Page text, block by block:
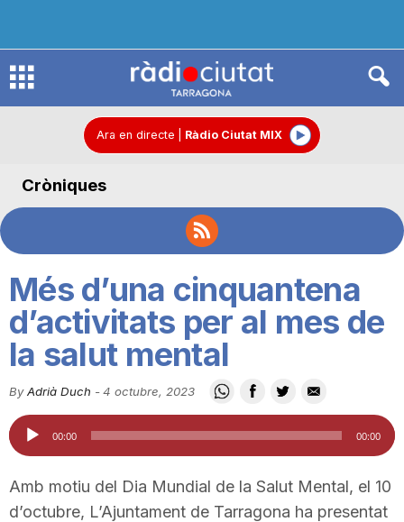
R
d
o
C
u
Ara en directe Ràdio Ciutat MIX
Cròniques
Més d’una cinquantena
d’activitats per al mes de
la salut mental
By Adrià Duch -4 octubre, 2023
Reproductor
d'àudio
00:00 00:00
Amb motiu del Dia Mundial de la Salut Mental, el 10
d’octubre, L’Ajuntament de Tarragona ha presentat